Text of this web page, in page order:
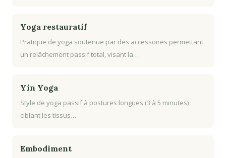
Yoga restauratif
Pratique de yoga soutenue par des accessoires permettant
un relâchement passif total, visant la…
Yin Yoga
Style de yoga passif à postures longues (3 à 5 minutes)
ciblant les tissus…
Embodiment